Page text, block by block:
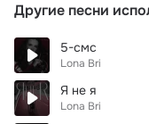
Другие песни
5-смс
Lona Bri
Я не я
Lona Bri